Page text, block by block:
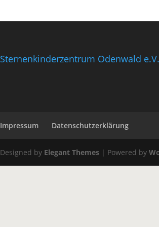
Sternenkinderzentrum Odenwald e.V.
Impressum Datenschutzerklärung
Designed by Elegant Themes | Powered by